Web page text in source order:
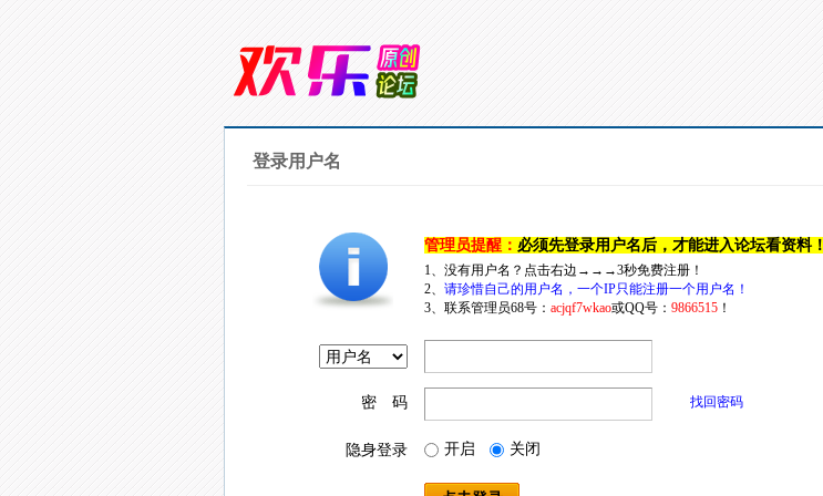
登录用户名
管理员提醒： 必须先登录用户名后，才能进入论坛看资料！
1、没有用户名？点击右边→→→3秒免费注册！
2、 请珍惜自己的用户名，一个IP只能注册一个用户名！
3、联系管理员68号： acjqf7wkao或QQ号： 9866515！
密 码 找回密码
隐身登录 开启 关闭